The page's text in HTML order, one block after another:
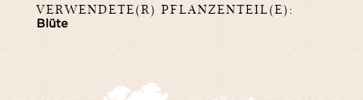
VERWENDETE(R) PFLANZENTEIL(E):
Blüte